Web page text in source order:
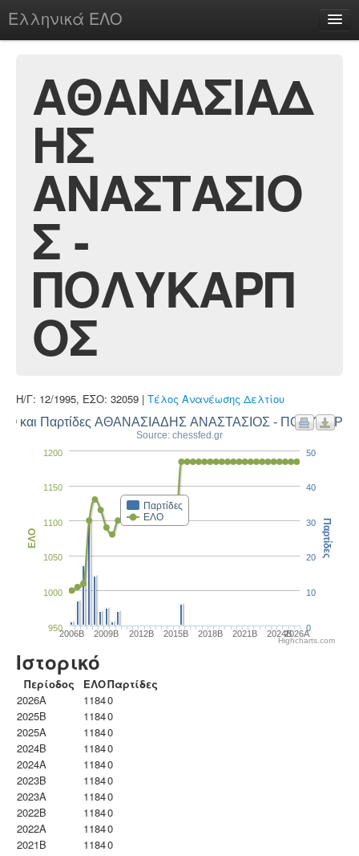
Ελληνικά ΕΛΟ
chesstu.be @ discord
Login
ΑΘΑΝΑΣΙΑΔ
ΗΣ
ΑΝΑΣΤΑΣΙΟ
Σ -
ΠΟΛΥΚΑΡΠ
ΟΣ
Η/Γ: 12/1995, ΕΣΟ: 32059 | Τέλος Ανανέωσης Δελτίου
και Παρτίδες ΑΘΑΝΑΣΙΑΔΗΣ ΑΝΑΣΤΑΣΙΟΣ -
Source: chessfed.gr
Παρτίδες
ΕΛΟ
2006B 2009B 2012B 2015B 2018B 2021B 2024B2026A
950
1000
1050
1100
1150
1200
ΕΛΟ
0
10
20
30
40
50
Παρτίδες
Highcharts.com
Ιστορικό
Περίοδος ΕΛΟΠαρτίδες
2026A
11840
2025B
11840
2025A
11840
2024B
11840
2024A
11840
2023B
11840
2023Α
11840
2022B
11840
2022A
11840
2021B
11840